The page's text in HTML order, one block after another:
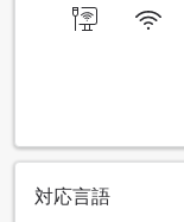
対応言語